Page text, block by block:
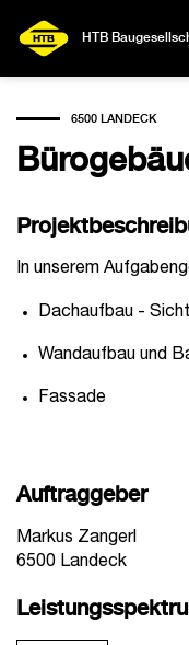
HTB
6500 LANDECK
In unserem
Dachaufbau -
Wandaufbau und
Fassade
Auftraggeber
Markus Zangerl
6500 Landeck